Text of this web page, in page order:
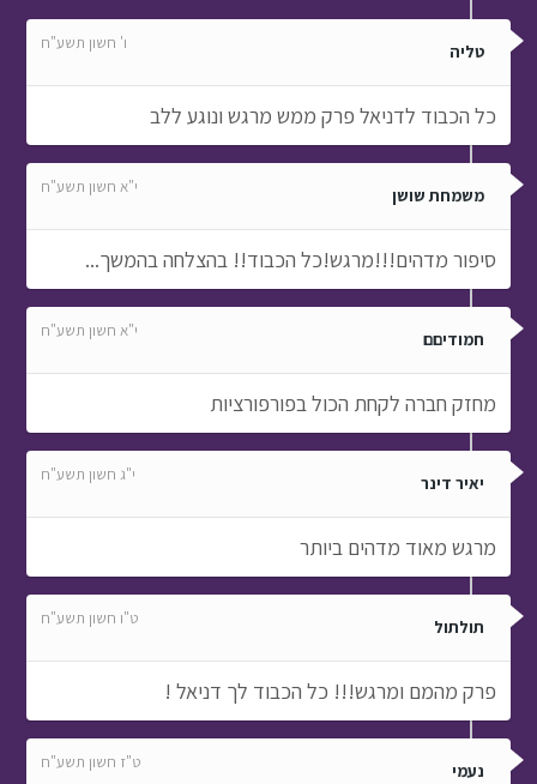
טליה ו' חשון תשע"ח
כל הכבוד לדניאל פרק ממש מרגש ונוגע ללב
משמחת שושן י"א חשון תשע"ח
סיפור מדהים!!!מרגש!כל הכבוד!! בהצלחה בהמשך...
חמודיםם י"א חשון תשע"ח
מחזק חברה לקחת הכול בפורפורציות
יאיר דינר י"ג חשון תשע"ח
מרגש מאוד מדהים ביותר
תולתול ט"ו חשון תשע"ח
פרק מהמם ומרגש!!! כל הכבוד לך דניאל !
נעמי ט"ז חשון תשע"ח